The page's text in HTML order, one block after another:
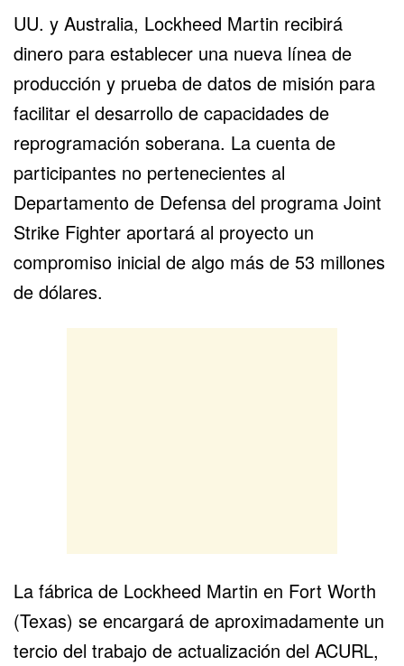
UU. y Australia, Lockheed Martin recibirá
dinero para establecer una nueva línea de
producción y prueba de datos de misión para
facilitar el desarrollo de capacidades de
reprogramación soberana. La cuenta de
participantes no pertenecientes al
Departamento de Defensa del programa Joint
Strike Fighter aportará al proyecto un
compromiso inicial de algo más de 53 millones
de dólares.
La fábrica de Lockheed Martin en Fort Worth
(Texas) se encargará de aproximadamente un
tercio del trabajo de actualización del ACURL,